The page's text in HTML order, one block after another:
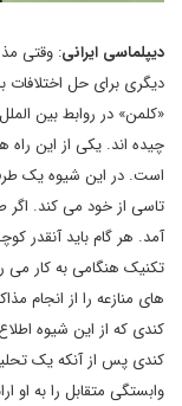
دیپلماسی ایرانی: وقتی
دیگری برای حل
«کلمن» در روابط بین
چیده اند. یکی از این
است. در این شیوه یک طرف
تاسی از خود می کند. اگر
آمد. هر گام باید آنقدر
تکنیک هنگامی به کار
های منازعه را از انجام
کندی که از این شیوه
کندی پس از آنکه یک